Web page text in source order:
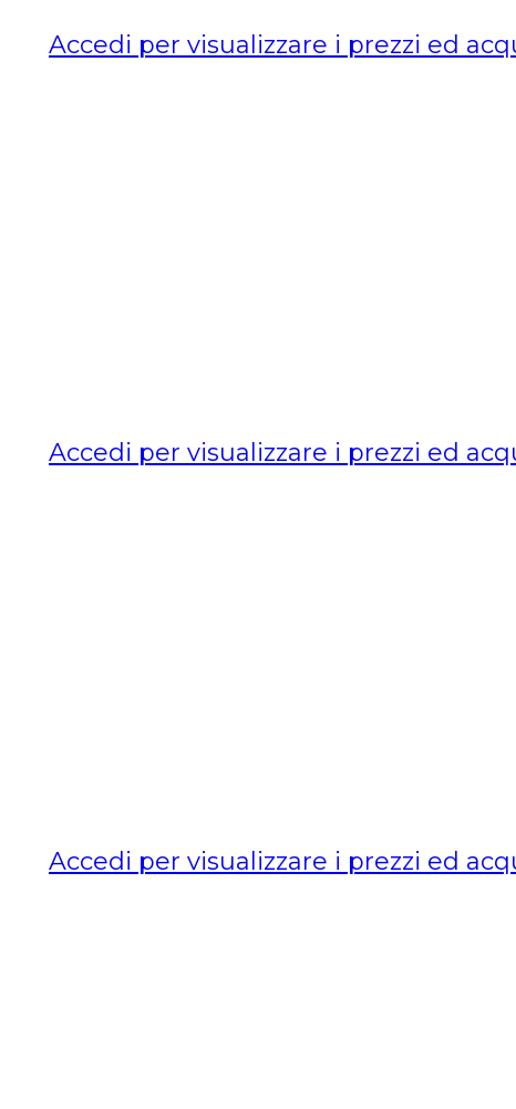
Accedi per visualizzare i prezzi ed
Accedi per visualizzare i prezzi ed
Accedi per visualizzare i prezzi ed